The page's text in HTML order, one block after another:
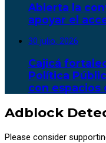
Abierta la
apoyar el
30 julio, 2026
Cajicá
Política
con espacios
Adblock
Please consider